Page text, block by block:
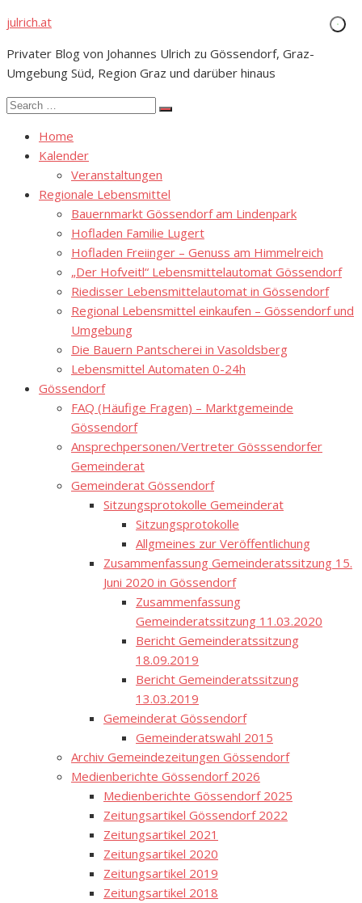
Skip
content
julrich.at
Privater Blog von Johannes Ulrich zu Gössendorf, Graz-
Umgebung Süd, Region Graz und darüber hinaus
Search
Search
Home
Kalender
Veranstaltungen
Regionale Lebensmittel
Bauernmarkt Gössendorf am Lindenpark
Hofladen Familie Lugert
Hofladen Freiinger – Genuss am Himmelreich
„Der Hofveitl“ Lebensmittelautomat Gössendorf
Riedisser Lebensmittelautomat in Gössendorf
Regional Lebensmittel einkaufen – Gössendorf und
Umgebung
Die Bauern Pantscherei in Vasoldsberg
Lebensmittel Automaten 0-24h
Gössendorf
FAQ (Häufige Fragen) – Marktgemeinde
Gössendorf
Ansprechpersonen/Vertreter Gösssendorfer
Gemeinderat
Gemeinderat Gössendorf
Sitzungsprotokolle Gemeinderat
Sitzungsprotokolle
Allgmeines zur Veröffentlichung
Zusammenfassung Gemeinderatssitzung 15.
Juni 2020 in Gössendorf
Zusammenfassung
Gemeinderatssitzung 11.03.2020
Bericht Gemeinderatssitzung
18.09.2019
Bericht Gemeinderatssitzung
13.03.2019
Gemeinderat Gössendorf
Gemeinderatswahl 2015
Archiv Gemeindezeitungen Gössendorf
Medienberichte Gössendorf 2026
Medienberichte Gössendorf 2025
Zeitungsartikel Gössendorf 2022
Zeitungsartikel 2021
Zeitungsartikel 2020
Zeitungsartikel 2019
Zeitungsartikel 2018